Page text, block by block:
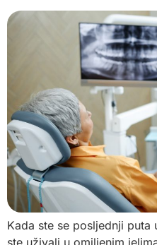
Kada ste se posljednji puta
ste uživali u omiljenim